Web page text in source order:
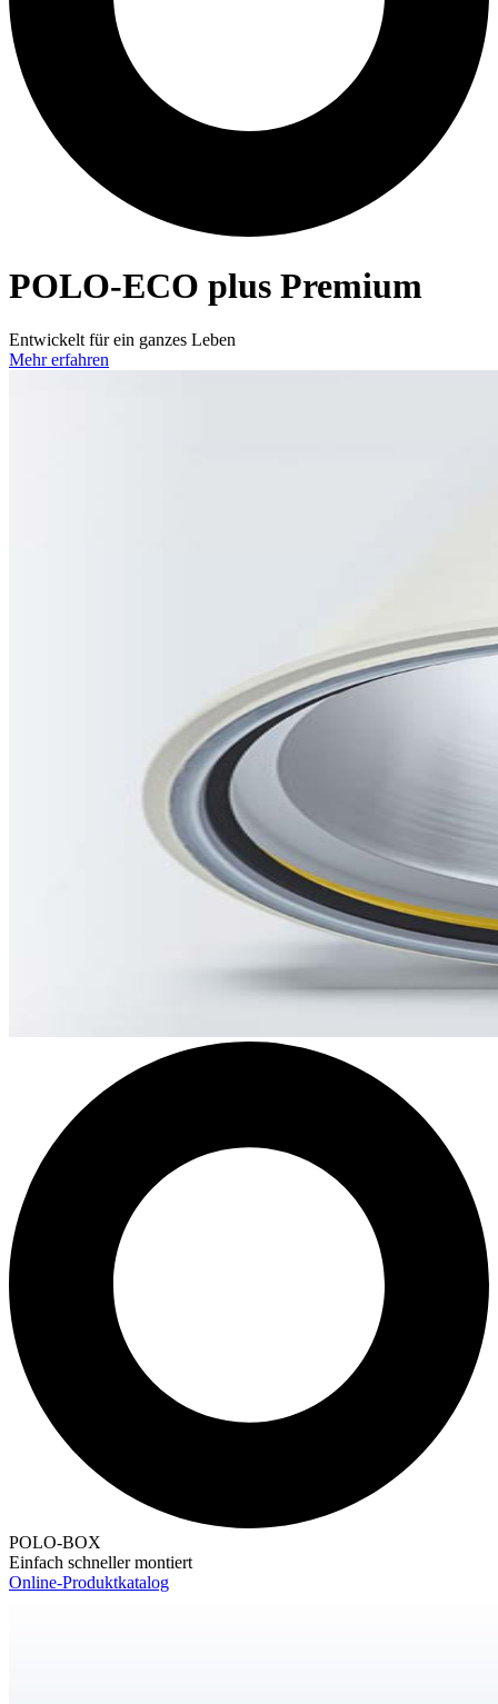
POLO-ECO plus Premium
Entwickelt für ein ganzes Leben
Mehr erfahren
POLO-BOX
Einfach schneller montiert
Online-Produktkatalog